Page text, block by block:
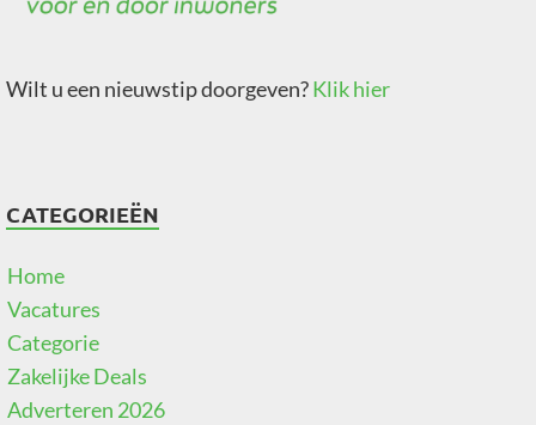
Wilt u een nieuwstip doorgeven?Klik hier
CATEGORIEËN
Home
Vacatures
Categorie
Zakelijke Deals
Adverteren 2026